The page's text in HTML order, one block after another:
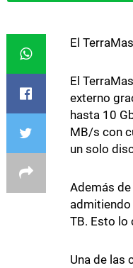
El
El
externo
hasta 10
MB/s con
un solo
Además
admitiendo
TB. Esto lo
Una de las